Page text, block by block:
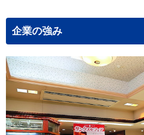
企業の強み